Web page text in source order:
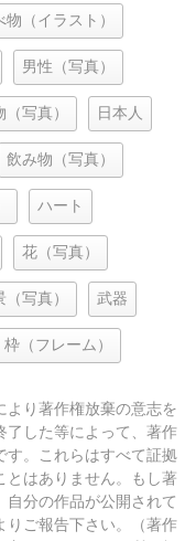
物（イラスト）
男性（写真）
（写真） 日本人
飲み物（写真）
ハート
花（写真）
（写真） 武器
枠（フレーム）
より著作権放棄の意志を
了した等によって、著作
す。これらはすべて証拠
とはありません。もし著
分の作品が公開されて
りご報告下さい。（著作